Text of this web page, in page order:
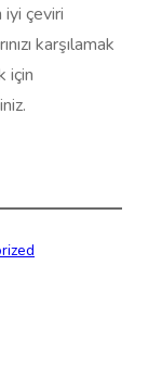
iyi çeviri
karşılamak
için